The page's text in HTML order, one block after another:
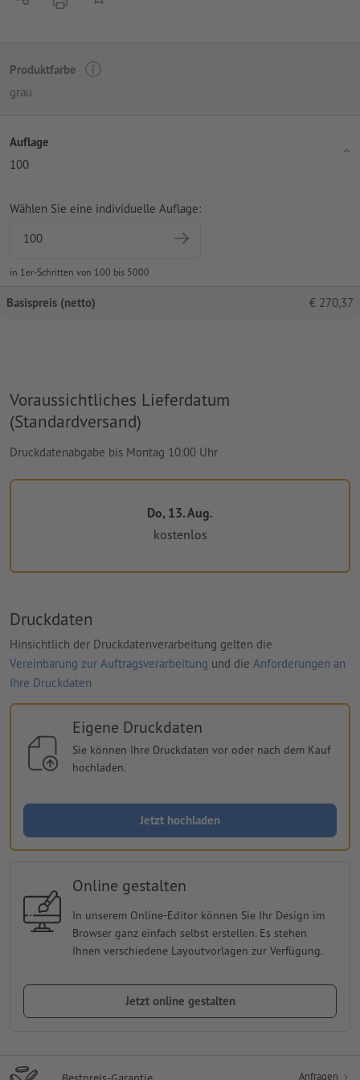
Produktfarbe
grau
Auflage
100
Wählen Sie eine individuelle Auflage:
in 1er-Schritten von 100 bis 5000
Basispreis (netto) € 270,37
Voraussichtliches Lieferdatum
(Standardversand)
Druckdatenabgabe bis Montag 10:00 Uhr
Do, 13. Aug.
kostenlos
Druckdaten
Hinsichtlich der Druckdatenverarbeitung gelten die
Vereinbarung zur Auftragsverarbeitung und die Anforderungen an
Ihre Druckdaten
Eigene Druckdaten
Sie können Ihre Druckdaten vor oder nach dem Kauf
hochladen.
Jetzt hochladen
Online gestalten
In unserem Online-Editor können Sie Ihr Design im
Browser ganz einfach selbst erstellen. Es stehen
Ihnen verschiedene Layoutvorlagen zur Verfügung.
Jetzt online gestalten
Anfragen